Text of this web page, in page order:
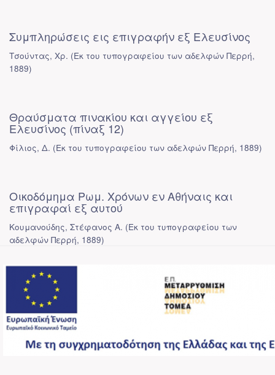
Συμπληρώσεις εις επιγραφήν εξ Ελευσίνος
Τσούντας, Χρ. (Εκ του τυπογραφείου των αδελφών Περρή,
1889)
Θραύσματα πινακίου και αγγείου εξ
Ελευσίνος (πίναξ 12)
Φίλιος, Δ. (Εκ του τυπογραφείου των αδελφών Περρή, 1889)
Οικοδόμημα Ρωμ. Χρόνων εν Αθήναις και
επιγραφαί εξ αυτού
Κουμανούδης, Στέφανος Α. (Εκ του τυπογραφείου των
αδελφών Περρή, 1889)